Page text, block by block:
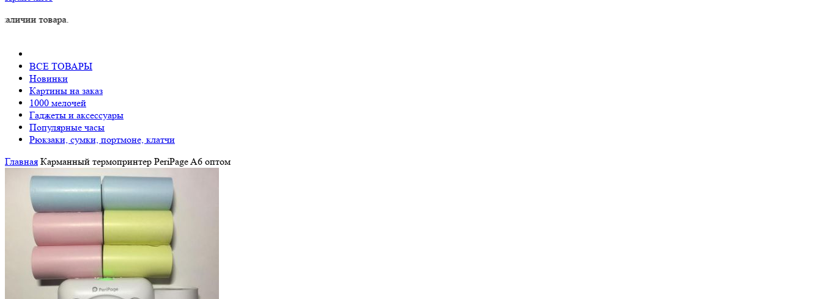
товара.
ВСЕ ТОВАРЫ
Новинки
Картины на заказ
1000 мелочей
Гаджеты и аксессуары
Популярные часы
Рюкзаки, сумки, портмоне, клатчи
Главная Карманный термопринтер PeriPage A6 оптом